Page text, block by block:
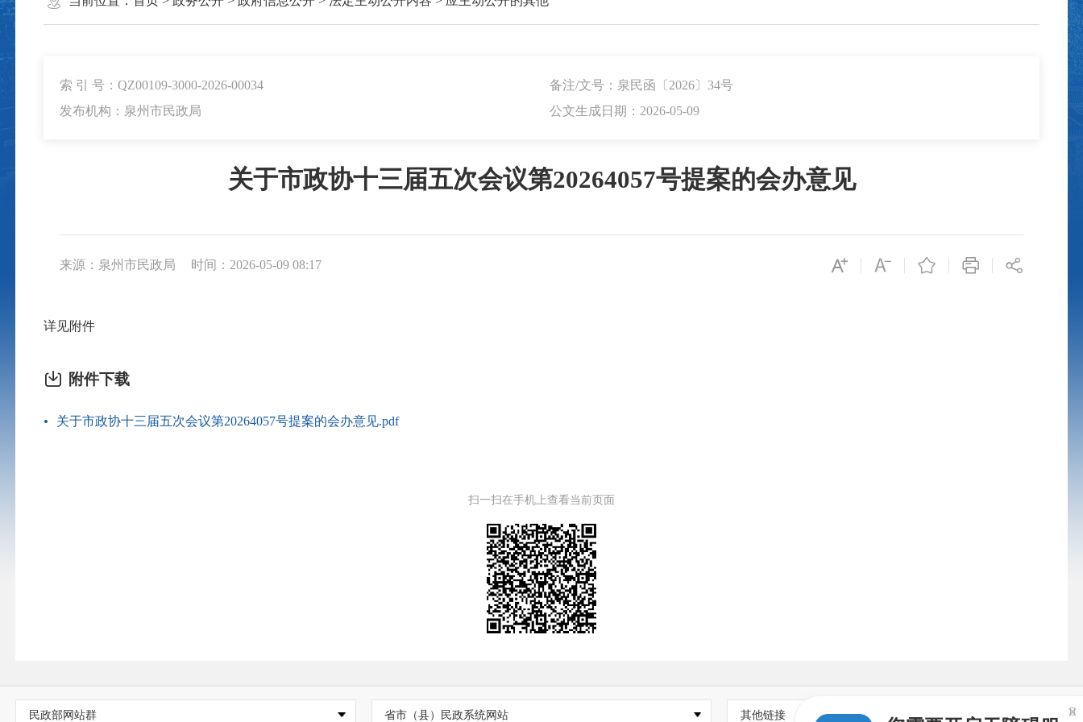
索 引 号：QZ00109-3000-2026-00034
备注/文号：泉民函〔2026〕34号
发布机构：泉州市民政局
公文生成日期：2026-05-09
关于市政协十三届五次会议第20264057号提案的会办意见
来源：泉州市民政局 时间：2026-05-09 08:17
详见附件
附件下载
关于市政协十三届五次会议第20264057号提案的会办意见.pdf
扫一扫在手机上查看当前页面
民政部网站群 省市（县）民政系统网站 其他链接 